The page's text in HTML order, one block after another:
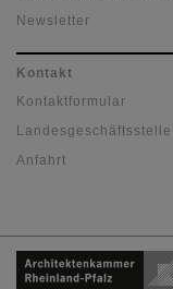
Newsletter
Kontakt
Kontaktformular
Landesgeschäftsstelle
Anfahrt